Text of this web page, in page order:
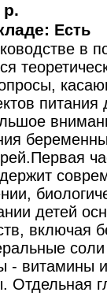
р.
Есть
в
питания
детей
включая
- витамины и
Отдельная